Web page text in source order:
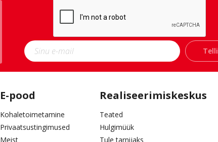
Pärnu
Telli
E-pood
Kohaletoimetamine
Privaatsustingimused
Meist
Realiseerimiskeskus
Teated
Hulgimüük
Tule tarnijaks